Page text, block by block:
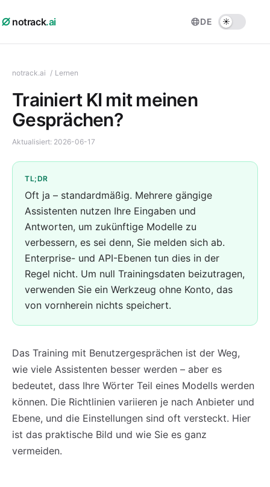
notrack.ai DE
notrack.ai / Lernen
Trainiert KI mit meinen
Gesprächen?
Aktualisiert: 2026-06-17
TL;DR
Oft ja – standardmäßig. Mehrere gängige
Assistenten nutzen Ihre Eingaben und
Antworten, um zukünftige Modelle zu
verbessern, es sei denn, Sie melden sich ab.
Enterprise- und API-Ebenen tun dies in der
Regel nicht. Um null Trainingsdaten beizutragen,
verwenden Sie ein Werkzeug ohne Konto, das
von vornherein nichts speichert.
Das Training mit Benutzergesprächen ist der Weg,
wie viele Assistenten besser werden – aber es
bedeutet, dass Ihre Wörter Teil eines Modells werden
können. Die Richtlinien variieren je nach Anbieter und
Ebene, und die Einstellungen sind oft versteckt. Hier
ist das praktische Bild und wie Sie es ganz
vermeiden.